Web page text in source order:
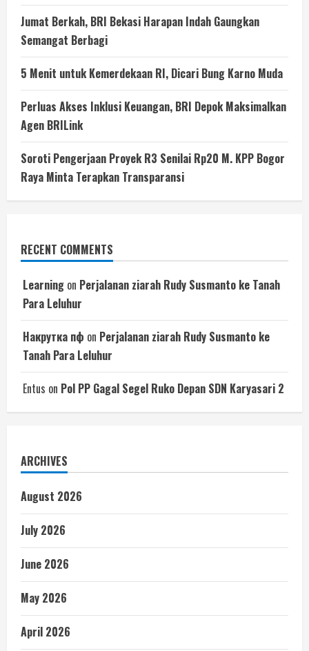
Jumat Berkah, BRI Bekasi Harapan Indah Gaungkan
Semangat Berbagi
5 Menit untuk Kemerdekaan RI, Dicari Bung Karno Muda
Perluas Akses Inklusi Keuangan, BRI Depok Maksimalkan
Agen BRILink
Soroti Pengerjaan Proyek R3 Senilai Rp20 M. KPP Bogor
Raya Minta Terapkan Transparansi
RECENT COMMENTS
Learning on Perjalanan ziarah Rudy Susmanto ke Tanah
Para Leluhur
Накрутка пф on Perjalanan ziarah Rudy Susmanto ke
Tanah Para Leluhur
Entus on Pol PP Gagal Segel Ruko Depan SDN Karyasari 2
ARCHIVES
August 2026
July 2026
June 2026
May 2026
April 2026